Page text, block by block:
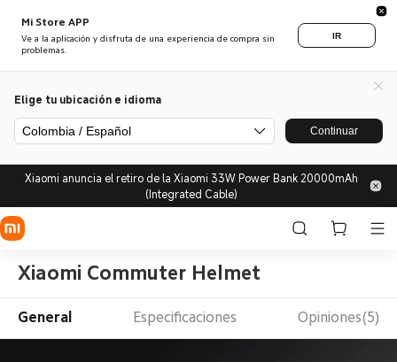
Mi Store APP
Ve a la aplicación y disfruta de una experiencia de compra sin
problemas.
IR
Elige tu ubicación e idioma
Colombia / Español Continuar
Xiaomi anuncia el retiro de la Xiaomi 33W Power Bank 20000mAh
(Integrated Cable)
Xiaomi Commuter Helmet
General Especificaciones Opiniones(5)